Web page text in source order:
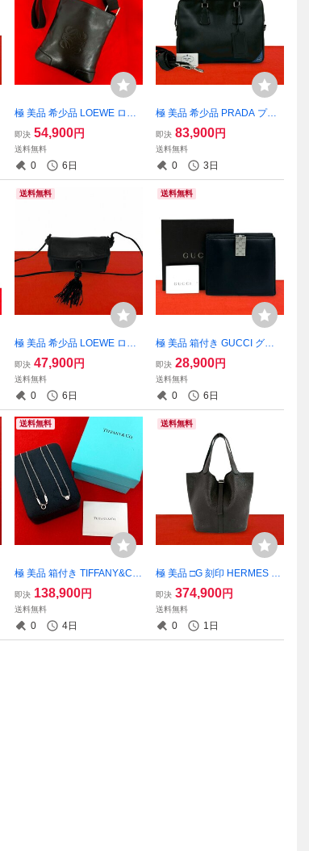
極 美品 希少品 LOEWE ロエ
ベ アナグラム ロゴ レザー 本
革 ナイロン ショルダーバッ
グ ポシェット サコッシュ ブ
ラック 黒 26942
即決 54,900円
送料無料
0 6日
極 美品 希少品 PRADA プラ
ダ ロゴ サフィアーノ レザー
本革 2way ショルダーバッグ
ビジネスバッグ ブリーフケ
ース ブラック b38-7
即決 83,900円
送料無料
0 3日
送料無料
極 美品 希少品 LOEWE ロエ
ベ アナグラム ロゴ 柄 金具
レザー 本革 ショルダーバッ
グ サコッシュ ミニ ハンドバ
ッグ ブラック 72365
即決 47,900円
送料無料
0 6日
送料無料
極 美品 箱付き GUCCI グッ
チ GG ロゴ 金具 レザー 本革
二つ折り 財布 ウォレット 札
入れ 小銭入れ カードケース
ブラック 黒 36276
即決 28,900円
送料無料
0 6日
送料無料
極 美品 箱付き TIFFANY&Co.
ティファニー バイザヤード
ネックレス Pt950プラチナ ダ
イヤモンド チェーン ネック
レス シルバー 1220a
即決 138,900円
送料無料
0 4日
送料無料
極 美品 □G 刻印 HERMES エ
ルメス ピコタン MM トリヨ
ンクレマンス レザー 本革 ハ
ンドバッグ トートバッグ エ
ベンヌ 85837
即決 374,900円
送料無料
0 1日